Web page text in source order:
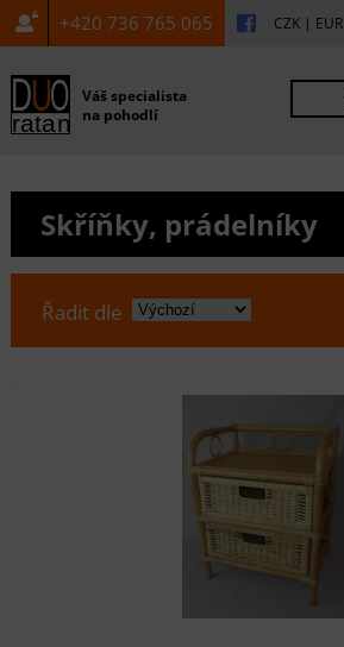
+420 736 765 065 CZK | EUR
Váš specialista
na pohodlí
Skříňky, prádelníky
Řadit dle